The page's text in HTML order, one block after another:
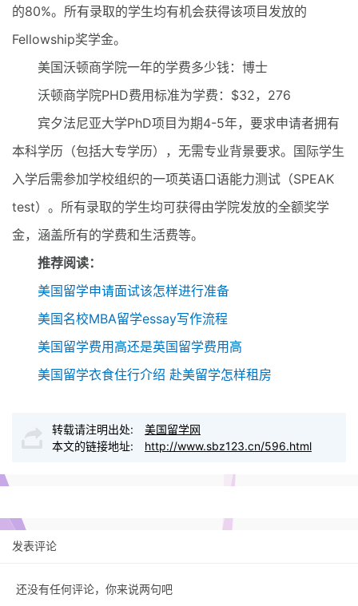
的80%。所有录取的学生均有机会获得该项目发放的
Fellowship奖学金。
美国沃顿商学院一年的学费多少钱：博士
沃顿商学院PHD费用标准为学费：$32，276
宾夕法尼亚大学PhD项目为期4-5年，要求申请者拥有
本科学历（包括大专学历），无需专业背景要求。国际学生
入学后需参加学校组织的一项英语口语能力测试（SPEAK
test）。所有录取的学生均可获得由学院发放的全额奖学
金，涵盖所有的学费和生活费等。
推荐阅读：
美国留学申请面试该怎样进行准备
美国名校MBA留学essay写作流程
美国留学费用高还是英国留学费用高
美国留学衣食住行介绍 赴美留学怎样租房
转载请注明出处:
美国留学网
本文的链接地址:
http://www.sbz123.cn/596.html
发表评论
还没有任何评论，你来说两句吧